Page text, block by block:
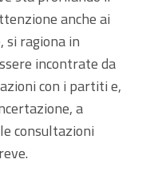
anche ai
si ragiona in
incontrate da
con i partiti e,
a
consultazioni